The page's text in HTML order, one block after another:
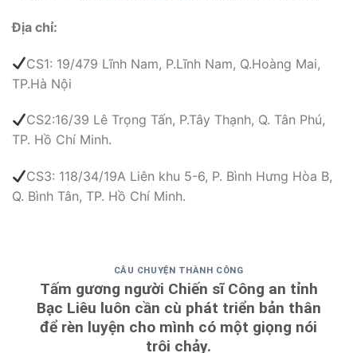
Địa chỉ:
CS1: 19/479 Lĩnh Nam, P.Lĩnh Nam, Q.Hoàng Mai,
TP.Hà Nội
CS2:16/39 Lê Trọng Tấn, P.Tây Thạnh, Q. Tân Phú,
TP. Hồ Chí Minh.
CS3: 118/34/19A Liên khu 5-6, P. Bình Hưng Hòa B,
Q. Bình Tân, TP. Hồ Chí Minh.
CÂU CHUYỆN THÀNH CÔNG
Tấm gương người Chiến sĩ Công an tỉnh
Bạc Liêu luôn cần cù phát triển bản thân
để rèn luyện cho mình có một giọng nói
trôi chảy.